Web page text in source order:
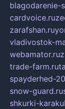
blagodarenie-
cardvoice.ru
zarafshan.ru
vladivostok-
webamator.ru
trade-farm.ru
spayderhed-
snow-guard.ru
shkurki-